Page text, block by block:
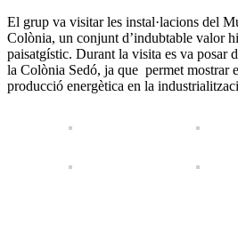
El grup va visitar les instal·lacions del
Colònia, un conjunt d’indubtable valor
paisatgístic. Durant la visita es va posar
la Colònia Sedó, ja que permet mostrar
producció energètica en la